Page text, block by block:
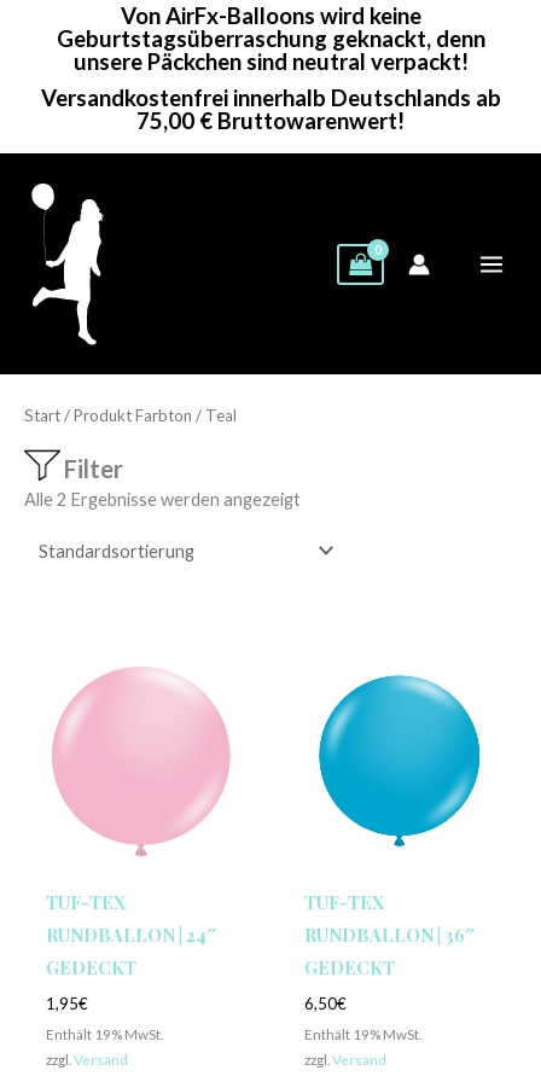
Von AirFx-Balloons wird keine
Geburtstagsüberraschung geknackt, denn
unsere Päckchen sind neutral verpackt!
Versandkostenfrei innerhalb Deutschlands ab
75,00 € Bruttowarenwert!
Start/ Produkt Farbton / Teal
Filter
Alle 2 Ergebnisse werden angezeigt
TUF-TEX
RUNDBALLON | 24″
GEDECKT
1,95€
Enthält 19% MwSt.
zzgl. Versand
TUF-TEX
RUNDBALLON | 36″
GEDECKT
6,50€
Enthält 19% MwSt.
zzgl. Versand